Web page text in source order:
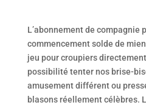
L’abonnement de compagnie
commencement solde de
jeu pour croupiers
possibilité tenter nos brise-
amusement différent ou
blasons réellement célèbres.